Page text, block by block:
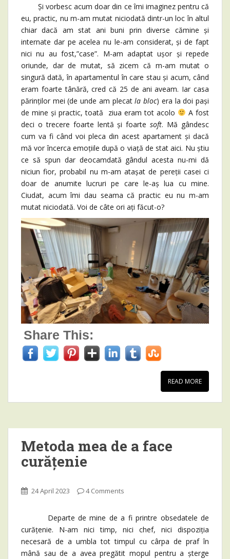
Și vorbesc acum doar din ce îmi imaginez pentru că
eu, practic, nu m-am mutat niciodată dintr-un loc în altul
chiar dacă am stat ani buni prin diverse cămine și
internate dar pe acelea nu le-am considerat, și de fapt
nici nu au fost,”case”. M-am adaptat ușor și repede
oriunde, dar de mutat, să zicem că m-am mutat o
singură dată, în apartamentul în care stau și acum, când
eram foarte tânără, cred că 25 de ani aveam. Iar casa
părinților mei (de unde am plecatla bloc) era la doi pași
de mine și practic, toată ziua eram tot acolo
A fost
deci o trecere foarte lentă și foartesoft. Mă gândesc
cum va fi când voi pleca din acest apartament și dacă
mă vor încerca emoțiile după o viață de stat aici. Nu știu
ce să spun dar deocamdată gândul acesta nu-mi dă
niciun fior, probabil nu m-am atașat de pereții casei ci
doar de anumite lucruri pe care le-aș lua cu mine.
Ciudat, acum îmi dau seama că practic eu nu m-am
mutat niciodată. Voi de câte ori ați făcut-o?
Share This:
READ MORE
Metoda mea de a face
curățenie
24 April 2023 4 Comments
Departe de mine de a fi printre obsedatele de
curățenie. N-am nici timp, nici chef, nici dispoziția
necesară de a umbla tot timpul cu cârpa de praf în
mână sau de a avea pregătit mopul pentru a șterge